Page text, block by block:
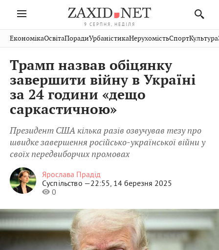
9 СЕРПНЯ, НЕДІЛЯ
Івано-
Франківськ
Волинь
Закарпаття
Рівне
Шептицький
Стрий
Хмельницький
Публікації
Авто СловкоКультура
Кіно Дім СпортКраєзнавство
ФотоОсвітаНерухомість
Домашні
ЕкономікаОсвітаПорадиУрбаністикаНерухомістьСпортКультура
Трамп назвав обіцянку
завершити війну в Україні
за 24 години «дещо
саркастичною»
Президент США кілька разів озвучував тезу про
швидке завершення російсько-української війни у
своїх передвиборчих промовах
Ярослава Прадід
Суспільство —22:55, 14 березня 2025
0